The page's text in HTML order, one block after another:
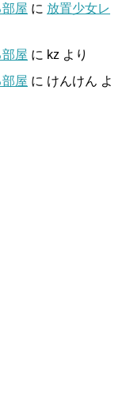
屋 に 放置少女レ
屋 に kz より
屋 に けんけん よ